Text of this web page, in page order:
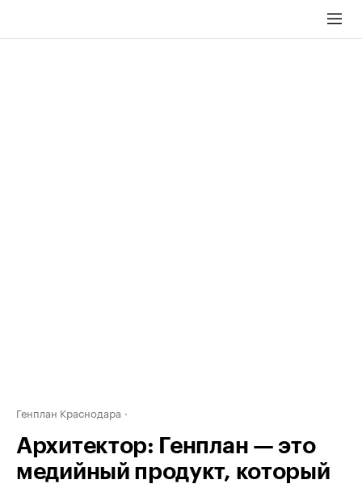
Генплан Краснодара
Архитектор: Генплан — это
медийный продукт, который